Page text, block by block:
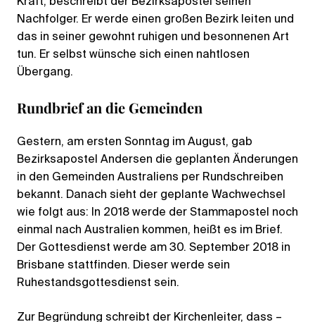
Nachfolger. Er werde einen großen Bezirk leiten und
das in seiner gewohnt ruhigen und besonnenen Art
tun. Er selbst wünsche sich einen nahtlosen
Übergang.
Rundbrief an die Gemeinden
Gestern, am ersten Sonntag im August, gab
Bezirksapostel Andersen die geplanten Änderungen
in den Gemeinden Australiens per Rundschreiben
bekannt. Danach sieht der geplante Wachwechsel
wie folgt aus: In 2018 werde der Stammapostel noch
einmal nach Australien kommen, heißt es im Brief.
Der Gottesdienst werde am 30. September 2018 in
Brisbane stattfinden. Dieser werde sein
Ruhestandsgottesdienst sein.
Zur Begründung schreibt der Kirchenleiter, dass –